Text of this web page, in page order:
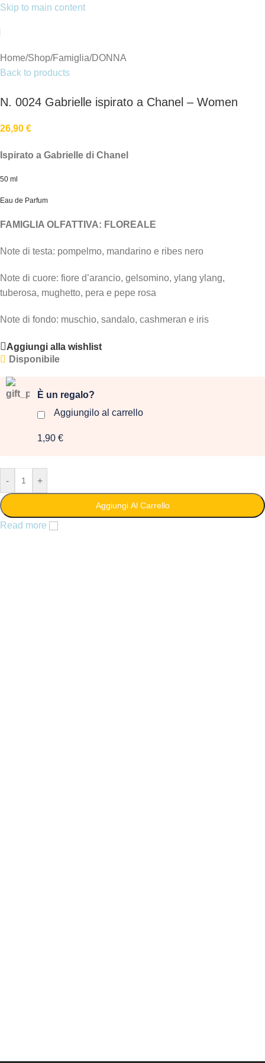
Skip to main content
Home/Shop/Famiglia/DONNA
Back to products
N. 0024 Gabrielle ispirato a Chanel – Women
26,90 €
Ispirato a Gabrielle di Chanel
50 ml
Eau de Parfum
FAMIGLIA OLFATTIVA: FLOREALE
Note di testa: pompelmo, mandarino e ribes nero
Note di cuore: fiore d’arancio, gelsomino, ylang ylang,
tuberosa, mughetto, pera e pepe rosa
Note di fondo: muschio, sandalo, cashmeran e iris
Aggiungi alla wishlist
Disponibile
È un regalo?
Aggiungilo al carrello
1,90 €
- +
Aggiungi Al Carrello
Read more